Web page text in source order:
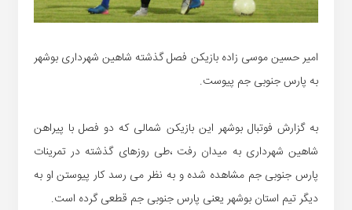
امیر حسین موسی زاده بازیکن فصل گذشته شاهین شهرداری بوشهر
به پارس جنوبی جم پیوست.
به گزارش فوتبال بوشهر این بازیکن شمالی که دو فصل با پیراهن
شاهین شهرداری به میدان رفت ،طی روزهای گذشته در تمرینات
پارس جنوبی جم مشاهده شده و به نظر می رسد کار پیوستن او به
دیگر تیم استان بوشهر یعنی پارس جنوبی جم قطعی گرده است.